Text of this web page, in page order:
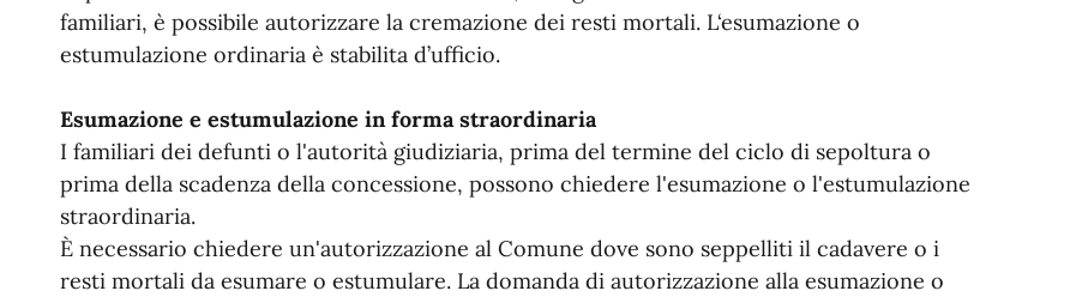
familiari, è possibile autorizzare la cremazione dei resti mortali. L‘esumazione o
estumulazione ordinaria è stabilita d’ufficio.
Esumazione e estumulazione in forma straordinaria
I familiari dei defunti o l'autorità giudiziaria, prima del termine del ciclo di sepoltura o
prima della scadenza della concessione, possono chiedere l'esumazione o l'estumulazione
straordinaria.
È necessario chiedere un'autorizzazione al Comune dove sono seppelliti il cadavere o i
resti mortali da esumare o estumulare. La domanda di autorizzazione alla esumazione o